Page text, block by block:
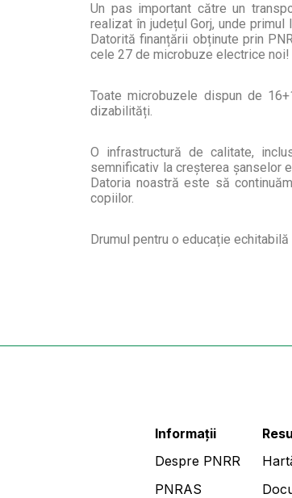
Un pas important către un
realizat în județul Gorj, unde
Datorită finanțării obținute prin
cele 27 de microbuze electrice noi!
Toate microbuzele dispun de
dizabilități.
O infrastructură de calitate,
semnificativ la creșterea șanselor
Datoria noastră este să
copiilor.
Drumul pentru o educație
Informații
Despre PNRR
PNRAS